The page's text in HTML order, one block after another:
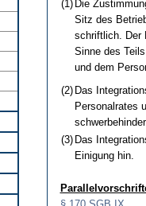
(1) Die
Sitz des
schriftlich. Der
Sinne des
und dem
(2) Das
Personalrates
(3) Das
Einigung hin.